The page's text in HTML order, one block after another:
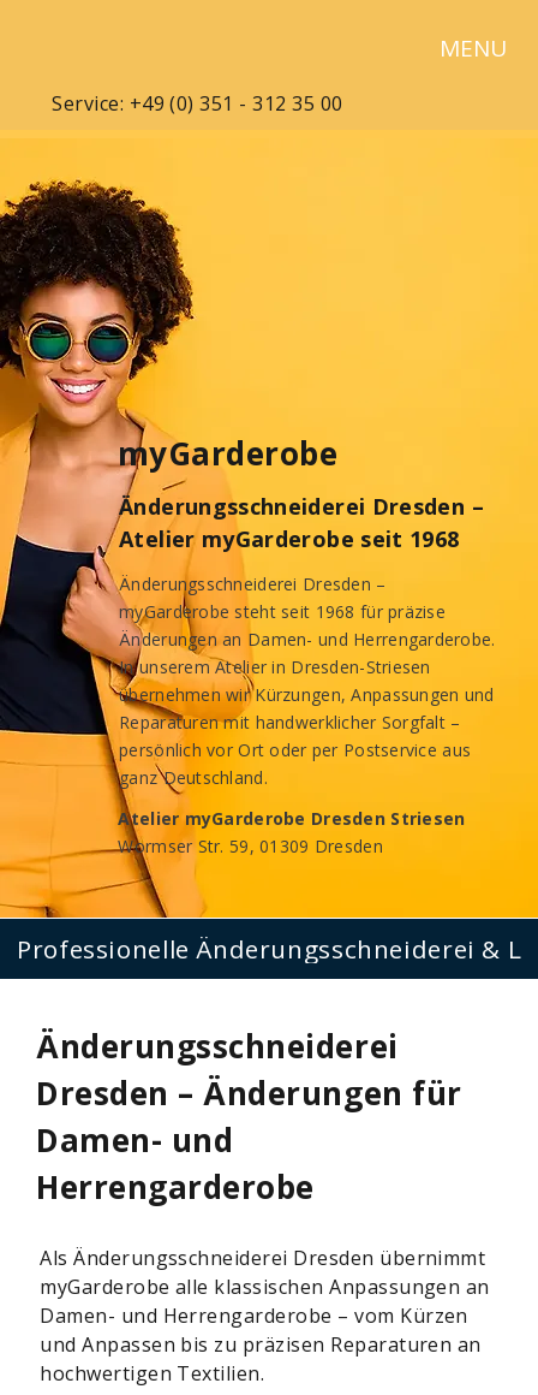
MENU
Service: +49 (0) 351 - 312 35 00
myGarderobe
Änderungsschneiderei Dresden –
Atelier myGarderobe seit 1968
Änderungsschneiderei Dresden –
myGarderobe steht seit 1968 für präzise
Änderungen an Damen- und Herrengarderobe.
In unserem Atelier in Dresden-Striesen
übernehmen wir Kürzungen, Anpassungen und
Reparaturen mit handwerklicher Sorgfalt –
persönlich vor Ort oder per Postservice aus
ganz Deutschland.
Atelier myGarderobe Dresden Striesen
Wormser Str. 59, 01309 Dresden
Professionelle Änderungsschneiderei &
Änderungsschneiderei
Dresden – Änderungen für
Damen- und
Herrengarderobe
Als Änderungsschneiderei Dresden übernimmt
myGarderobe alle klassischen Anpassungen an
Damen- und Herrengarderobe – vom Kürzen
und Anpassen bis zu präzisen Reparaturen an
hochwertigen Textilien.